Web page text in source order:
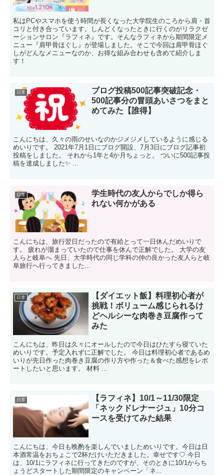
私はPCやスマホを使う時間が長くなった大学院生のころから肩・首
コリと付き合っています。しんどくなったときに行くのがリラクゼ
ーションサロン『ラフィネ』です。そんなラフィネから期間限定メ
ニュー『肩甲骨ほぐし』が登場しました。そこで今回は肩甲骨ほぐ
しがどんなメニューなのか、お得な組み合わせも含めて紹介しま
す！
日常
ブログ投稿500記事突破記念・
500記事分の冒頭あいさつをまと
めてみた【誰得】
こんにちは、久々の雨のせいなのかジメジメしているように感じる
めいりです。 2021年7月1日にブログ開設、7月3日にブログ記事初
投稿をしました。 それから1年と4か月ちょっと。 ついに500記事投
稿を達成しました✨ ...
日常
学生時代の友人からでしか得ら
れない何かがある
こんにちは、旅行翌日だったので有給とって一日休んだめいりで
す。 疲れが溜まっていたので仕事を休んで正解でした。 大学の友
人らと岐阜へ 先日、大学時代の同じ学科の仲の良かった友人らと岐
阜旅行へ行ってきました...
日常
【ダイエット飯】料理初心者が
挑戦！ボリューム感じられるけ
どヘルシーな肉巻き豆腐作って
みた
こんにちは、昨日は久々にオールしたので今日はひたすら寝ていた
めいりです。予定入れずに正解でした。 今日は料理初心者であるめ
いりが先日作った肉巻き豆腐の作り方や作った＆食べた感想をレポ
ートしたいと思います。 材料 ...
日常
【ラフィネ】10/1～11/30限定
「ネックドレナージュ」10分コ
ースを受けてみた結果
こんにちは、今日も晩酌を楽しんでいましためいりです。今日は日
本酒常温をおちょこで2杯だけいただきました。幸せです♡ 今日
は、10/1にラフィネに行ってきたのですが、そのときに10/1からち
ょうどスタートした期間限定のキャンペーン「ネ...